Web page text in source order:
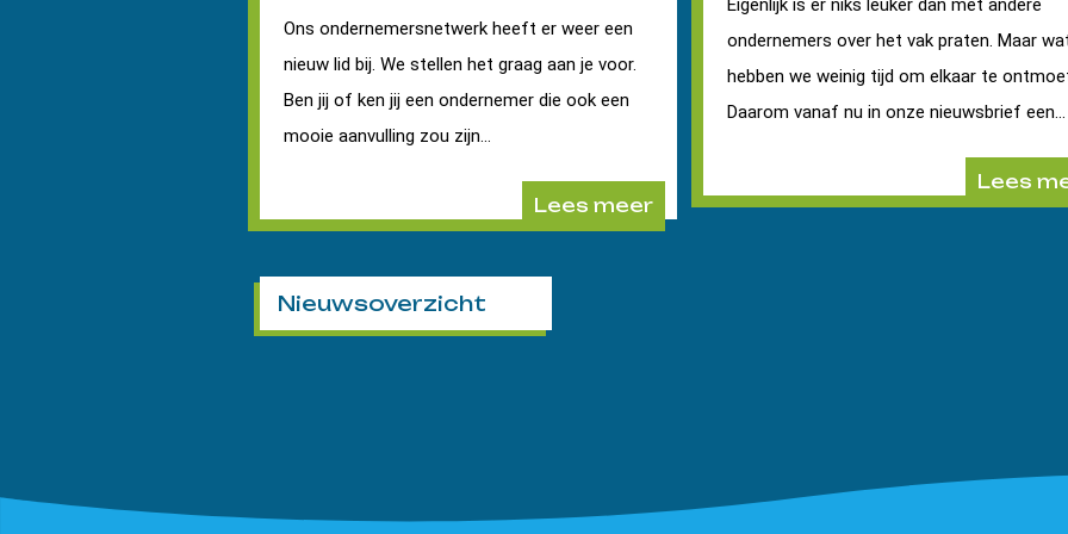
Eigenlijk is er niks leuker dan met andere
ondernemers over het vak praten. Maar
hebben we weinig tijd om elkaar te
Daarom vanaf nu in onze nieuwsbrief een...
Lees
Ons ondernemersnetwerk heeft er weer een
nieuw lid bij. We stellen het graag aan je voor.
Ben jij of ken jij een ondernemer die ook een
mooie aanvulling zou zijn...
Lees meer
Nieuwsoverzicht